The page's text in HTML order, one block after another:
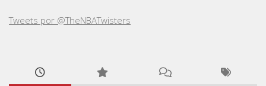
Tweets por @TheNBATwisters